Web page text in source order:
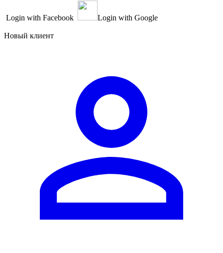
Login with Facebook Login with Google
Новый клиент